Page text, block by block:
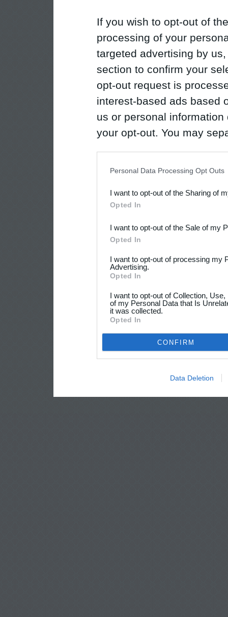
If you wish to opt-out of
processing of your
targeted advertising by
section to confirm your
opt-out request is
interest-based ads based
us or personal
your opt-out. You may
Downstream Participants
third parties.
Personal Data Processing Opt Outs
I want to opt-out of the Sharing of
Opted In
I want to opt-out of the Sale of my
Opted In
I want to opt-out of processing my
Advertising.
Opted In
I want to opt-out of Collection,
of my Personal Data that Is
it was collected.
Opted In
CONFIRM
Data Deletion